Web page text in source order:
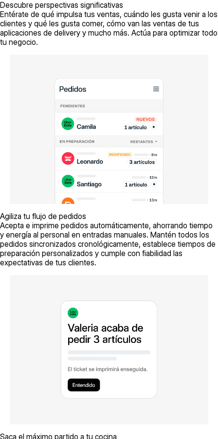
Descubre perspectivas significativas
Entérate de qué impulsa tus ventas, cuándo les gusta venir a los
clientes y qué les gusta comer, cómo van las ventas de tus
aplicaciones de delivery y mucho más. Actúa para optimizar todo
tu negocio.
Agiliza tu flujo de pedidos
Acepta e imprime pedidos automáticamente, ahorrando tiempo
y energía al personal en entradas manuales. Mantén todos los
pedidos sincronizados cronológicamente, establece tiempos de
preparación personalizados y cumple con fiabilidad las
expectativas de tus clientes.
Saca el máximo partido a tu cocina